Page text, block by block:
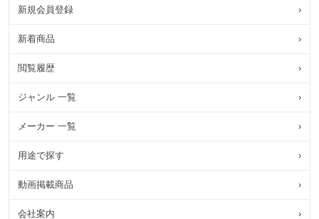
新規会員登録 ›
新着商品 ›
閲覧履歴 ›
ジャンル 一覧 ›
メーカー 一覧 ›
用途で探す ›
動画掲載商品 ›
会社案内 ›